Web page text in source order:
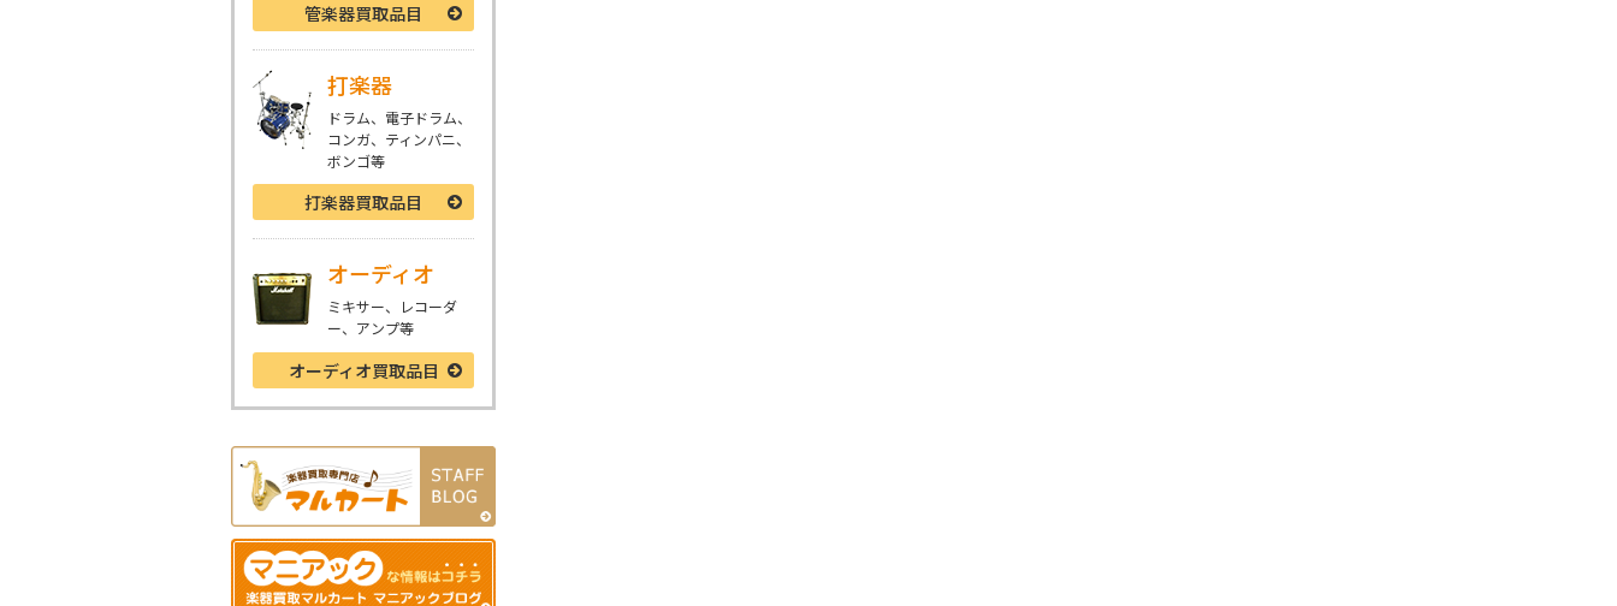
管楽器買取品目
打楽器
ドラム、電子ドラム、
コンガ、ティンパニ、
ボンゴ等
打楽器買取品目
オーディオ
ミキサー、レコーダ
ー、アンプ等
オーディオ買取品目